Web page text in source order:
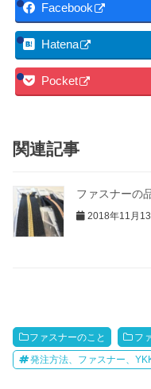
Facebook
Hatena
Pocket
関連記事
ファスナーの
2018年11月
ファスナーのこと フ
発注方法、ファスナー、